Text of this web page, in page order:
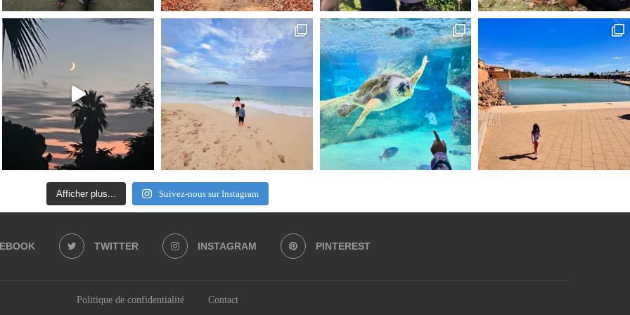
Afficher plus... Suivez-nous sur Instagram
TWITTER INSTAGRAM PINTEREST
Politique de confidentialité Contact